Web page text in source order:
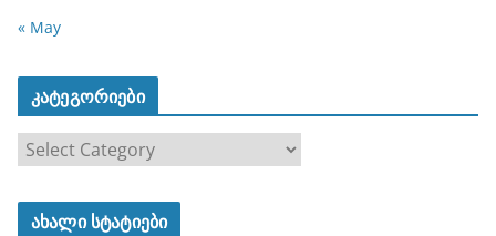
« May
კატეგორიები
ტ
ახალი სტატიები